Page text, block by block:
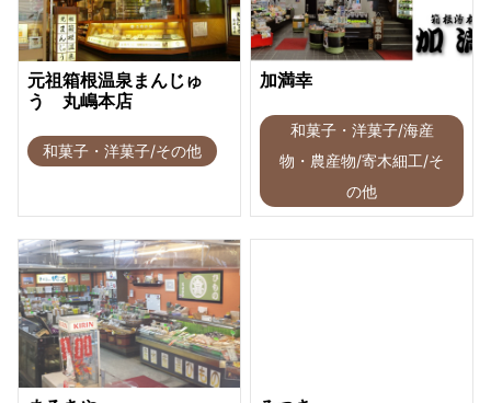
元祖箱根温泉まんじゅ
う 丸嶋本店
和菓子・洋菓子/その他
加満幸
和菓子・洋菓子/海産
物・農産物/寄木細工/そ
の他